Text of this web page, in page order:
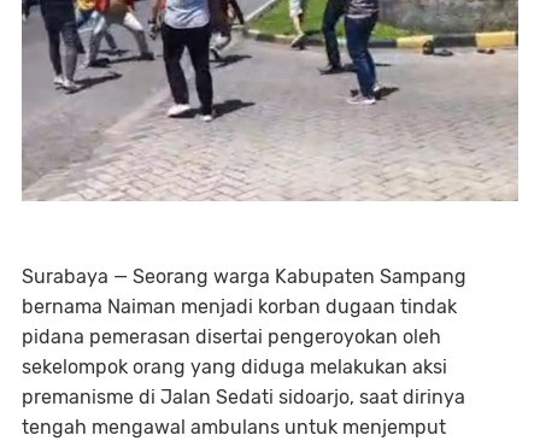
Surabaya — Seorang warga Kabupaten Sampang
bernama Naiman menjadi korban dugaan tindak
pidana pemerasan disertai pengeroyokan oleh
sekelompok orang yang diduga melakukan aksi
premanisme di Jalan Sedati sidoarjo, saat dirinya
tengah mengawal ambulans untuk menjemput